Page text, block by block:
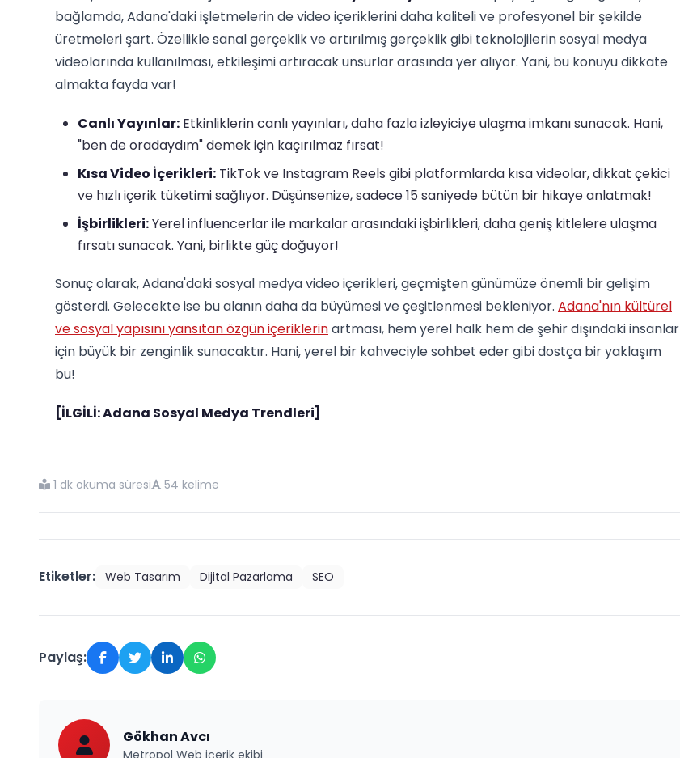
bağlamda, Adana'daki işletmelerin de video içeriklerini daha kaliteli ve profesyonel bir şekilde
üretmeleri şart. Özellikle sanal gerçeklik ve artırılmış gerçeklik gibi teknolojilerin sosyal medya
videolarında kullanılması, etkileşimi artıracak unsurlar arasında yer alıyor. Yani, bu konuyu dikkate
almakta fayda var!
Canlı Yayınlar: Etkinliklerin canlı yayınları, daha fazla izleyiciye ulaşma imkanı sunacak. Hani,
"ben de oradaydım" demek için kaçırılmaz fırsat!
Kısa Video İçerikleri: TikTok ve Instagram Reels gibi platformlarda kısa videolar, dikkat çekici
ve hızlı içerik tüketimi sağlıyor. Düşünsenize, sadece 15 saniyede bütün bir hikaye anlatmak!
İşbirlikleri:Yerel influencerlar ile markalar arasındaki işbirlikleri, daha geniş kitlelere ulaşma
fırsatı sunacak. Yani, birlikte güç doğuyor!
Sonuç olarak, Adana'daki sosyal medya video içerikleri, geçmişten günümüze önemli bir gelişim
gösterdi. Gelecekte ise bu alanın daha da büyümesi ve çeşitlenmesi bekleniyor. Adana'nın kültürel
ve sosyal yapısını yansıtan özgün içeriklerinartması, hem yerel halk hem de şehir dışındaki insanlar
için büyük bir zenginlik sunacaktır. Hani, yerel bir kahveciyle sohbet eder gibi dostça bir yaklaşım
bu!
[İLGİLİ: Adana Sosyal Medya Trendleri]
1 dk okuma süresi 54 kelime
Etiketler: Web Tasarım Dijital Pazarlama SEO
Paylaş:
Gökhan Avcı
Metropol Web içerik ekibi